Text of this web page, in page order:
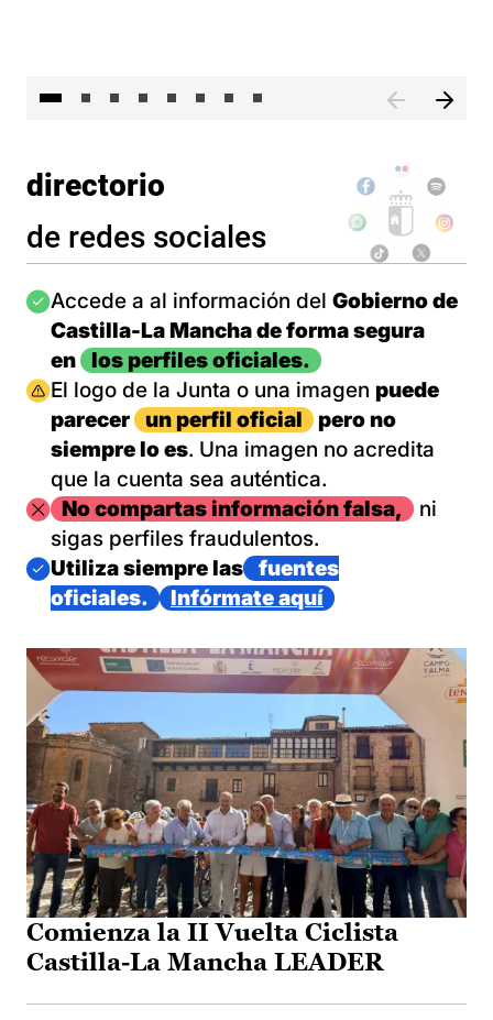
directorio
de redes sociales
Imagen
Accede a al información del Gobierno de
Castilla-La Mancha de forma segura
en
los perfiles oficiales.
Imagen
El logo de la Junta o una imagen puede
parecer
un perfil oficial
pero no
siempre lo es. Una imagen no acredita
que la cuenta sea auténtica.
ImagenNo compartas información falsa,
ni
sigas perfiles fraudulentos.
Imagen
Utiliza siempre las
fuentes
oficiales.
Infórmate aquí
Comienza la II Vuelta Ciclista
Castilla-La Mancha LEADER